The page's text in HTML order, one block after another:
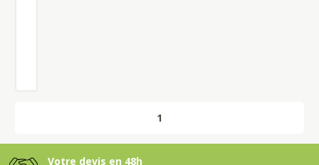
0
+
1
1
Votre devis en 48h